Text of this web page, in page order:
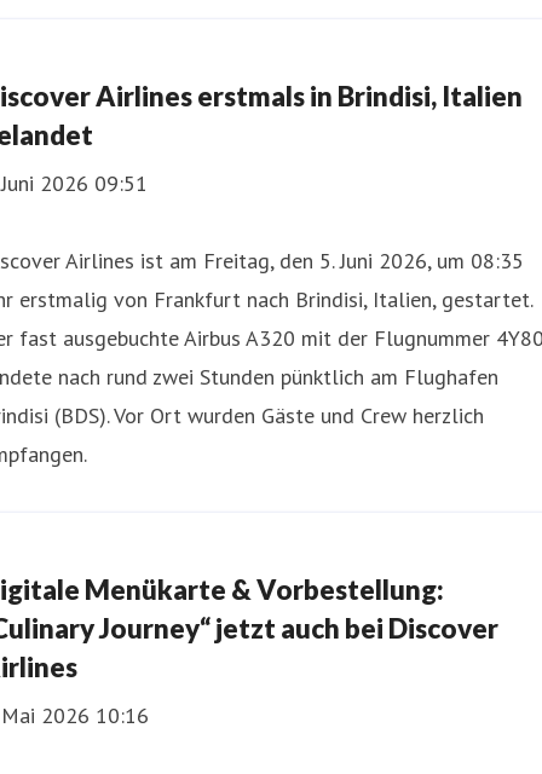
Airlines erstmals in Brindisi, Italien
2026 09:51
Airlines ist am Freitag, den 5. Juni 2026, um 08:35
erstmalig von Frankfurt nach Brindisi, Italien, gestartet.
fast ausgebuchte Airbus A320 mit der Flugnummer
nach rund zwei Stunden pünktlich am Flughafen
(BDS). Vor Ort wurden Gäste und Crew herzlich
Menükarte & Vorbestellung:
Journey“ jetzt auch bei Discover
2026 10:16